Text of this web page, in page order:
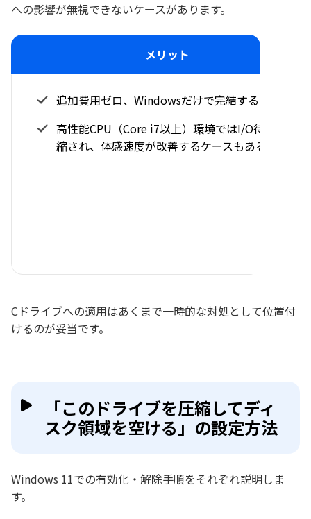
への影響が無視できないケースがあります。
メリット
追加費用ゼロ、Windowsだけで完結する
高性能CPU（Core i7以上）環境ではI/O待機が短
縮され、体感速度が改善するケースもある
Cドライブへの適用はあくまで一時的な対処として位置付
けるのが妥当です。
「このドライブを圧縮してディ
スク領域を空ける」の設定方法
Windows 11での有効化・解除手順をそれぞれ説明しま
す。